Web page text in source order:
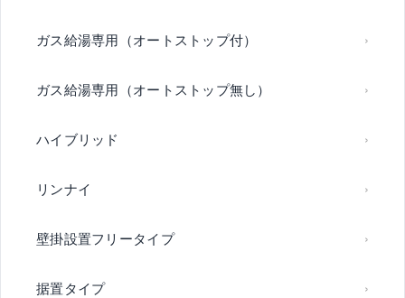
ガス給湯専用（オートストップ付）
ガス給湯専用（オートストップ無し）
ハイブリッド
リンナイ
壁掛設置フリータイプ
据置タイプ